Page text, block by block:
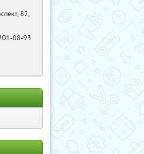
82,
08-93